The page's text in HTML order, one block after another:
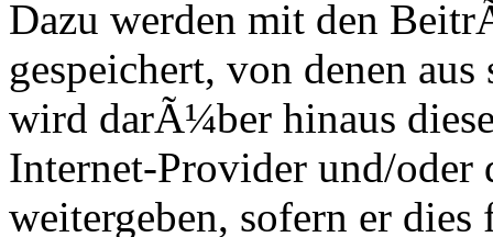
Dazu werden mit den
gespeichert, von denen
wird darÃ¼ber hinaus
Internet-Provider und/oder
weitergeben, sofern er